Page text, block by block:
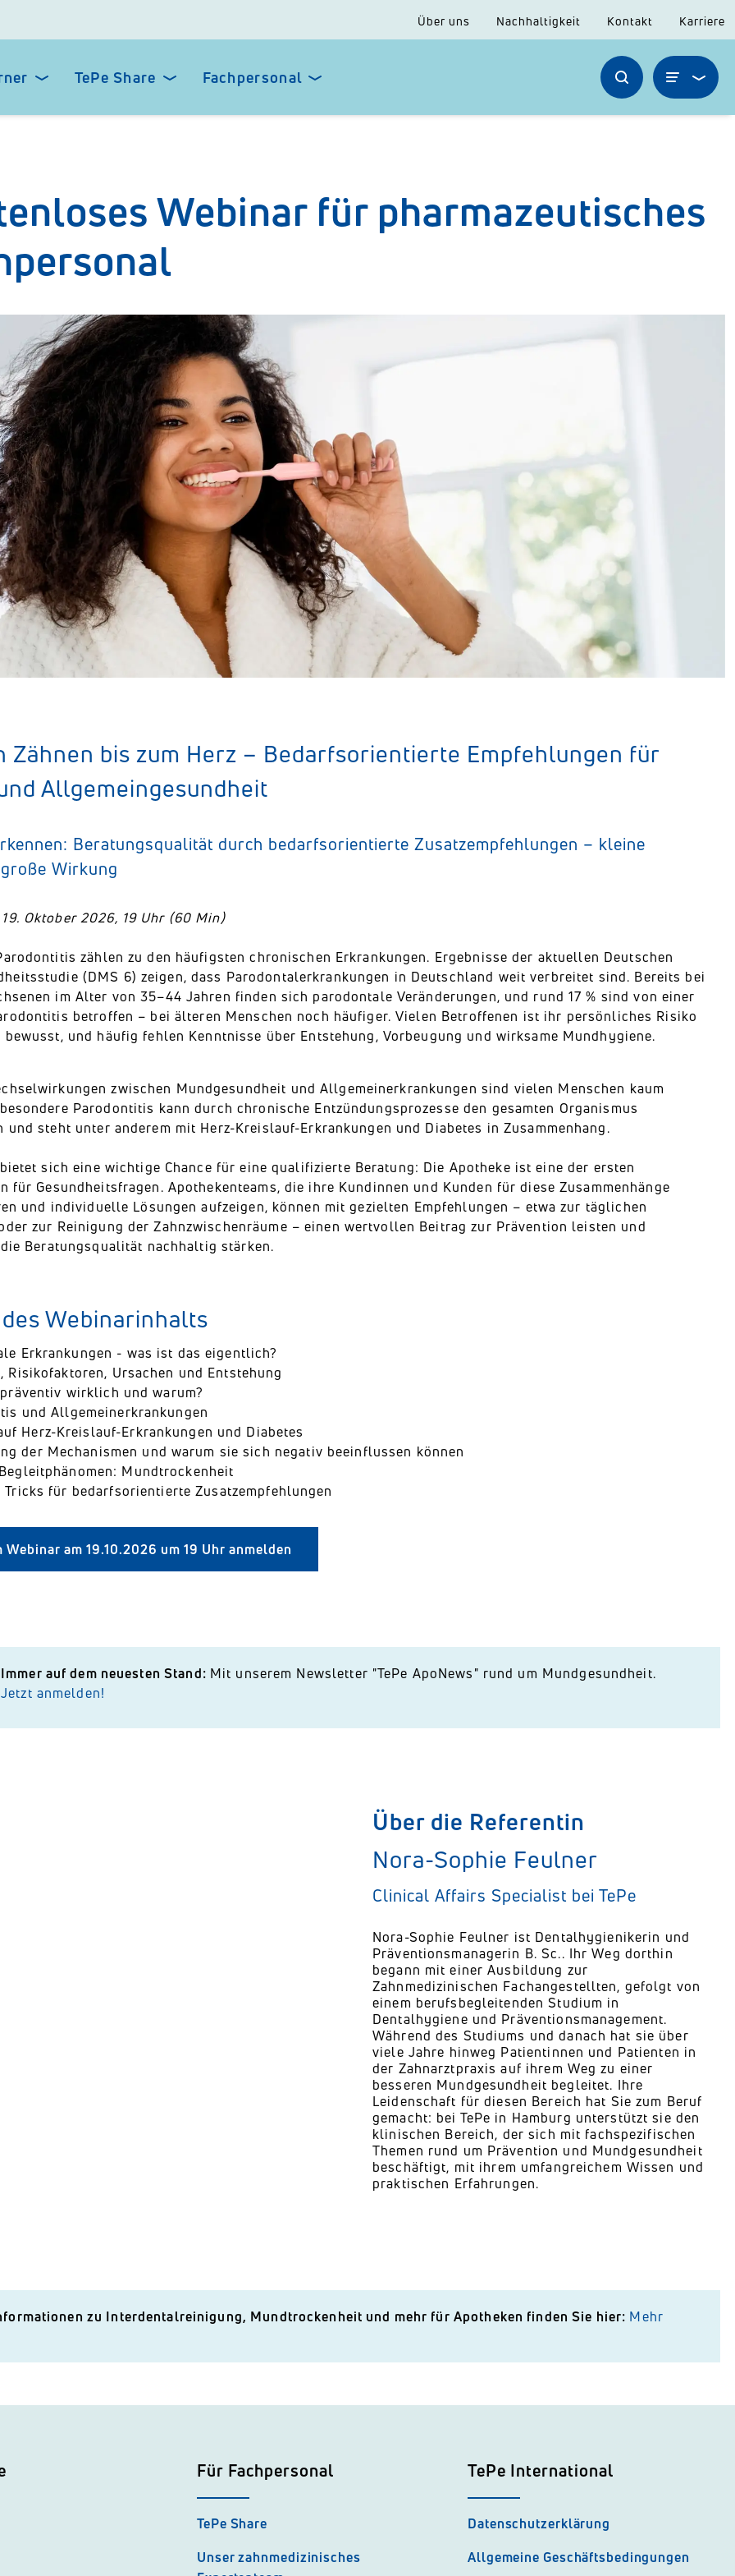
Über uns Nachhaltigkeit Kontakt Karriere
TePe Share Fachpersonal
Webinar für pharmazeutisches
Zähnen bis zum Herz – Bedarfsorientierte Empfehlungen für
Allgemeingesundheit
Beratungsqualität durch bedarfsorientierte Zusatzempfehlungen – kleine
Wirkung
Oktober 2026, 19 Uhr (60 Min)
zählen zu den häufigsten chronischen Erkrankungen. Ergebnisse der aktuellen Deutschen
(DMS 6) zeigen, dass Parodontalerkrankungen in Deutschland weit verbreitet sind. Bereits bei
im Alter von 35–44 Jahren finden sich parodontale Veränderungen, und rund 17 % sind von einer
betroffen – bei älteren Menschen noch häufiger. Vielen Betroffenen ist ihr persönliches Risiko
und häufig fehlen Kenntnisse über Entstehung, Vorbeugung und wirksame Mundhygiene.
zwischen Mundgesundheit und Allgemeinerkrankungen sind vielen Menschen kaum
Parodontitis kann durch chronische Entzündungsprozesse den gesamten Organismus
und steht unter anderem mit Herz-Kreislauf-Erkrankungen und Diabetes in Zusammenhang.
sich eine wichtige Chance für eine qualifizierte Beratung: Die Apotheke ist eine der ersten
für Gesundheitsfragen. Apothekenteams, die ihre Kundinnen und Kunden für diese Zusammenhänge
und individuelle Lösungen aufzeigen, können mit gezielten Empfehlungen – etwa zur täglichen
zur Reinigung der Zahnzwischenräume – einen wertvollen Beitrag zur Prävention leisten und
Beratungsqualität nachhaltig stärken.
Webinarinhalts
Erkrankungen - was ist das eigentlich?
Risikofaktoren, Ursachen und Entstehung
wirklich und warum?
und Allgemeinerkrankungen
Herz-Kreislauf-Erkrankungen und Diabetes
der Mechanismen und warum sie sich negativ beeinflussen können
Mundtrockenheit
Tricks für bedarfsorientierte Zusatzempfehlungen
Webinar am 19.10.2026 um 19 Uhr anmelden
Immer auf dem neuesten Stand: Mit unserem Newsletter "TePe ApoNews" rund um Mundgesundheit.
Jetzt anmelden!
Über die Referentin
Nora-Sophie Feulner
Clinical Affairs Specialist bei TePe
Nora-Sophie Feulner ist Dentalhygienikerin und
Präventionsmanagerin B. Sc.. Ihr Weg dorthin
begann mit einer Ausbildung zur
Zahnmedizinischen Fachangestellten, gefolgt von
einem berufsbegleitenden Studium in
Dentalhygiene und Präventionsmanagement.
Während des Studiums und danach hat sie über
viele Jahre hinweg Patientinnen und Patienten in
der Zahnarztpraxis auf ihrem Weg zu einer
besseren Mundgesundheit begleitet. Ihre
Leidenschaft für diesen Bereich hat Sie zum Beruf
gemacht: bei TePe in Hamburg unterstützt sie den
klinischen Bereich, der sich mit fachspezifischen
Themen rund um Prävention und Mundgesundheit
beschäftigt, mit ihrem umfangreichem Wissen und
praktischen Erfahrungen.
zu Interdentalreinigung, Mundtrockenheit und mehr für Apotheken finden Sie hier: Mehr
Für Fachpersonal
TePe Share
Unser zahnmedizinisches
TePe International
Datenschutzerklärung
Allgemeine Geschäftsbedingungen